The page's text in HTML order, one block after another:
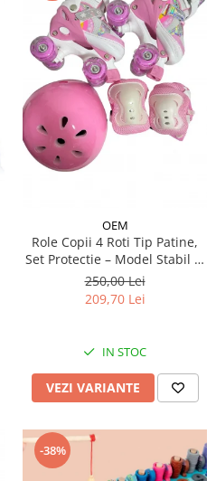
OEM
Role Copii 4 Roti Tip Patine,
Set Protectie – Model Stabil si
Reglabil - Roz
250,00 Lei
209,70 Lei
IN STOC
VEZI VARIANTE
-38%